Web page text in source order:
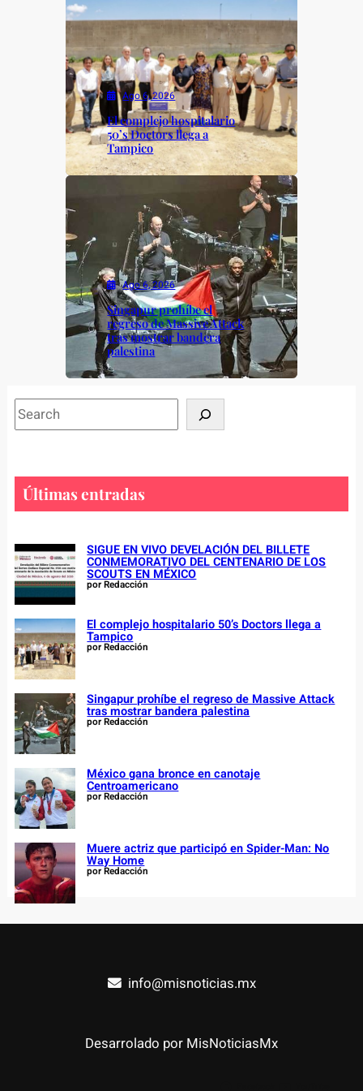
Ago 6, 2026
El complejo hospitalario
50’s Doctors llega a
Tampico
Ago 6, 2026
Singapur prohíbe el
regreso de Massive Attack
tras mostrar bandera
palestina
S
e
r
h
Últimas entradas
SIGUE EN VIVO DEVELACIÓN DEL BILLETE
CONMEMORATIVO DEL CENTENARIO DE LOS
SCOUTS EN MÉXICO
por Redacción
El complejo hospitalario 50’s Doctors llega a
Tampico
por Redacción
Singapur prohíbe el regreso de Massive Attack
tras mostrar bandera palestina
por Redacción
México gana bronce en canotaje
Centroamericano
por Redacción
Muere actriz que participó en Spider-Man: No
Way Home
por Redacción
info@misnoticias.mx
Desarrolado por MisNoticiasMx